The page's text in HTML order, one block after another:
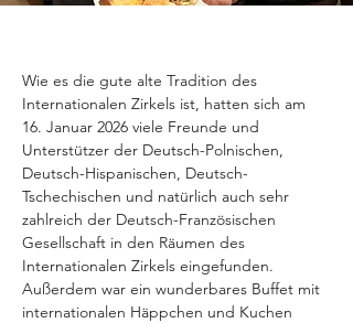
Wie es die gute alte Tradition des
Internationalen Zirkels ist, hatten sich am
16. Januar 2026 viele Freunde und
Unterstützer der Deutsch-Polnischen,
Deutsch-Hispanischen, Deutsch-
Tschechischen und natürlich auch sehr
zahlreich der Deutsch-Französischen
Gesellschaft in den Räumen des
Internationalen Zirkels eingefunden.
Außerdem war ein wunderbares Buffet mit
internationalen Häppchen und Kuchen